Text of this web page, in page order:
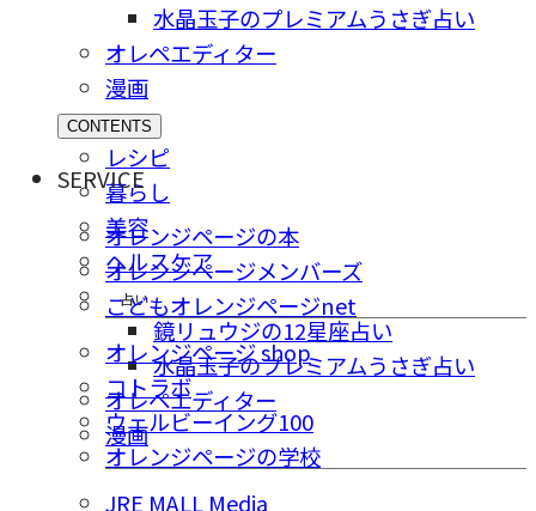
水晶玉子のプレミアムうさぎ占い
オレペエディター
漫画
CONTENTS
レシピ
暮らし
美容
ヘルスケア
占い
鏡リュウジの12星座占い
水晶玉子のプレミアムうさぎ占い
オレペエディター
漫画
SERVICE
オレンジページの本
オレンジページメンバーズ
こどもオレンジページnet
オレンジページ shop
コトラボ
ウェルビーイング100
オレンジページの学校
JRE MALL Media